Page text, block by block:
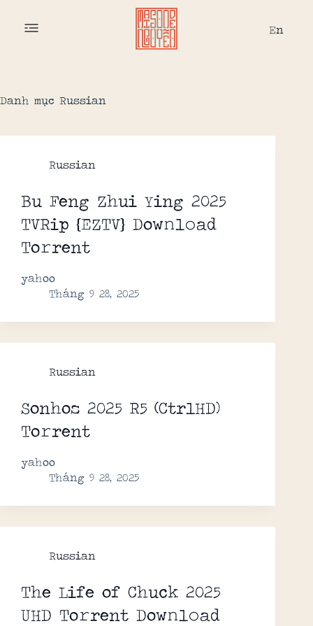
En
Danh mục Russian
Russian
Bu Feng Zhui Ying 2025
TVRip {EZTV} Dow𝚗l𝚘ad
To𝚛rent
yahoo
Tháng 9 28, 2025
Russian
Sonhos 2025 R5 (CtrlHD)
To𝚛rent
yahoo
Tháng 9 28, 2025
Russian
The Life of Chuck 2025
UHD To𝚛rent Dow𝚗l𝚘ad